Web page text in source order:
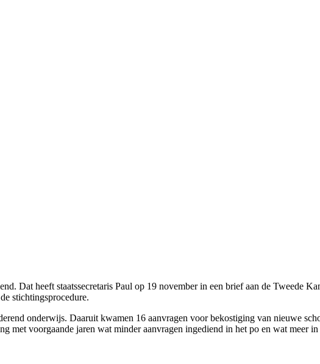
Dat heeft staatssecretaris Paul op 19 november in een brief aan de Tweede
stichtingsprocedure.
onderwijs. Daaruit kwamen 16 aanvragen voor bekostiging van nieuwe
voorgaande jaren wat minder aanvragen ingediend in het po en wat meer in